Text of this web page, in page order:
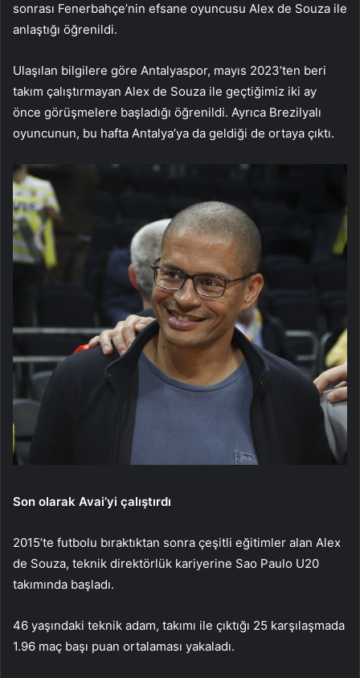
sonrası Fenerbahçe’nin efsane oyuncusu Alex de Souza ile
anlaştığı öğrenildi.
Ulaşılan bilgilere göre Antalyaspor, mayıs 2023’ten beri
takım çalıştırmayan Alex de Souza ile geçtiğimiz iki ay
önce görüşmelere başladığı öğrenildi. Ayrıca Brezilyalı
oyuncunun, bu hafta Antalya’ya da geldiği de ortaya çıktı.
Son olarak Avai’yi çalıştırdı
2015’te futbolu bıraktıktan sonra çeşitli eğitimler alan Alex
de Souza, teknik direktörlük kariyerine Sao Paulo U20
takımında başladı.
46 yaşındaki teknik adam, takımı ile çıktığı 25 karşılaşmada
1.96 maç başı puan ortalaması yakaladı.